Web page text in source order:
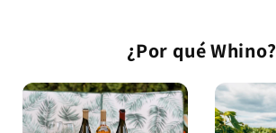
¿Por qué Whino?